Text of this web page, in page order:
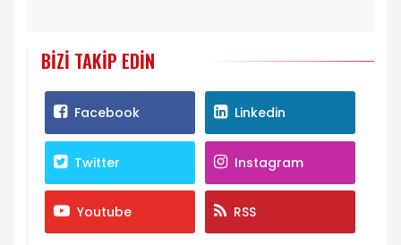
BIZI TAKIP EDIN
Facebook Linkedin
Twitter Instagram
Youtube RSS